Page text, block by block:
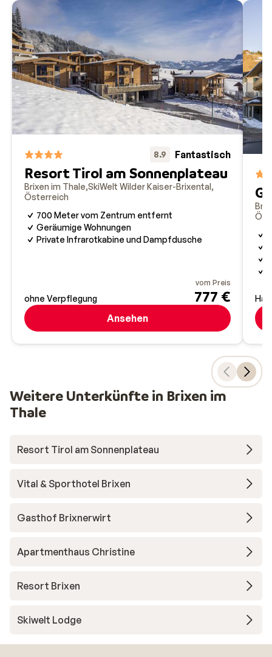
8.9 Fantastisch
Resort Tirol am Sonnenplateau
Brixen im Thale SkiWelt Wilder Kaiser-Brixental
Österreich
700 Meter vom Zentrum entfernt
Geräumige Wohnungen
Private Infrarotkabine und Dampfdusche
ohne Verpflegung
vom Preis
777 €
Ansehen
Weitere Unterkünfte in Brixen im
Thale
Resort Tirol am Sonnenplateau
Vital & Sporthotel Brixen
Gasthof Brixnerwirt
Apartmenthaus Christine
Resort Brixen
Skiwelt Lodge